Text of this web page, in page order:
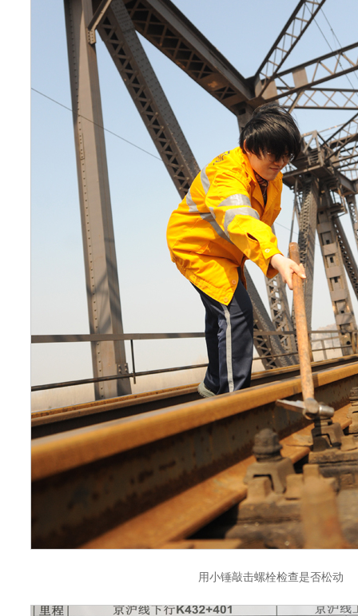
用小锤敲击螺栓检查是否松动